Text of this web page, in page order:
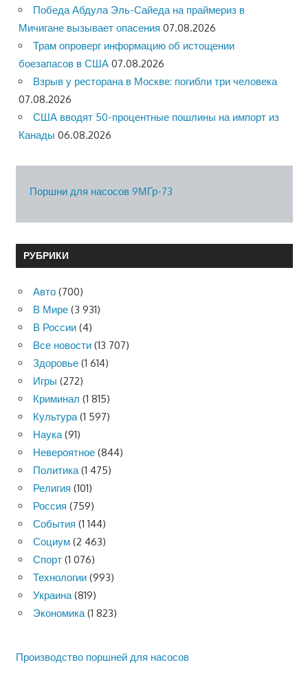
Победа Абдула Эль-Сайеда на праймериз в
Мичигане вызывает опасения 07.08.2026
Трам опроверг информацию об истощении
боезапасов в США 07.08.2026
Взрыв у ресторана в Москве: погибли три человека
07.08.2026
США вводят 50-процентные пошлины на импорт из
Канады 06.08.2026
Поршни для насосов 9МГр-73
РУБРИКИ
Авто (700)
В Мире (3 931)
В России (4)
Все новости (13 707)
Здоровье (1 614)
Игры (272)
Криминал (1 815)
Культура(1 597)
Наука(91)
Невероятное (844)
Политика(1 475)
Религия (101)
Россия (759)
События (1 144)
Социум (2 463)
Спорт (1 076)
Технологии (993)
Украина(819)
Экономика(1 823)
Производство поршней для насосов